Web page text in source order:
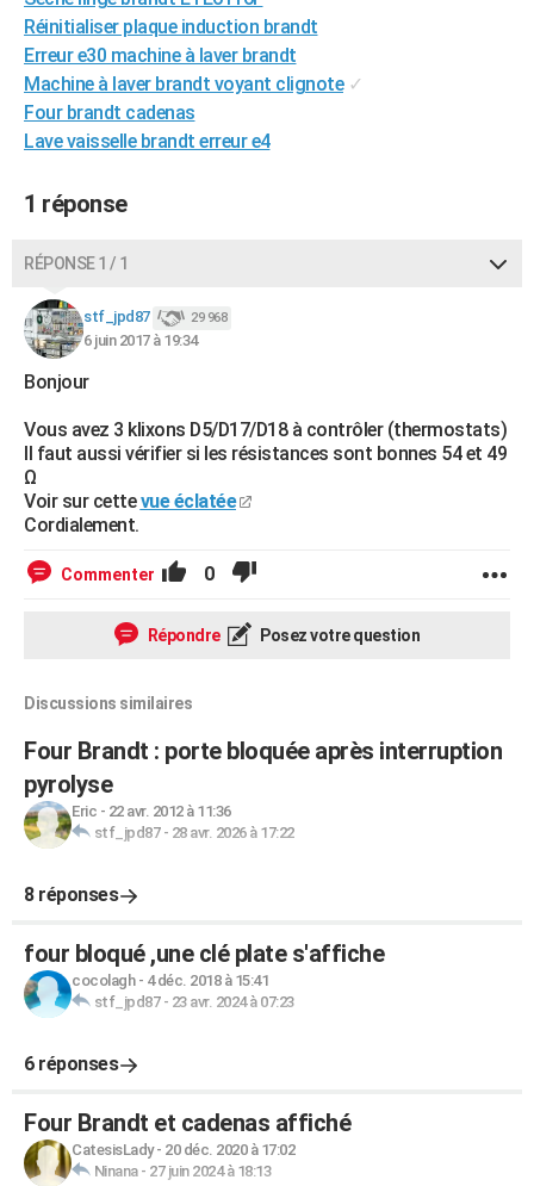
Destinations
City break
Voyage nature
Voyage de noces
Forum
Climat
+PHOTO
GUIDES D'ACHAT
BONS PLANS
Carte de Noël
Carte Bonne année
Carte Saint-Valentin
Carte Pâques
Carte d'anniversaire
DICTIONNAIRE
Dictionnaire
Biographies
Citations
Expressions
Proverbes
PROGRAMME TV
COPAINS D'AVANT
S'inscrire
Se connecter
Lycées
Collèges
Primaires
Universités
Entreprises
Service militaire
Avis de recherche
Bricolage
Lifestyle
Culture
Sport
Auto
Television
Voyage
Cinema
Réinitialiser plaque induction brandt
Erreur e30 machine à laver brandt
Machine à laver brandt voyant clignote ✓
Four brandt cadenas
Lave vaisselle brandt erreur e4
1 réponse
RÉPONSE 1 / 1
stf_jpd87 29 968
6 juin 2017 à 19:34
Bonjour
Vous avez 3 klixons D5/D17/D18 à contrôler (thermostats)
Il faut aussi vérifier si les résistances sont bonnes 54 et 49
Ω
Voir sur cettevue éclatée
Cordialement.
Commenter 0
Répondre Posez votre question
Discussions similaires
Four Brandt : porte bloquée après interruption
pyrolyse
Eric - 22 avr. 2012 à 11:36
stf_jpd87- 28 avr. 2026 à 17:22
8 réponses
four bloqué ,une clé plate s'affiche
cocolagh- 4 déc. 2018 à 15:41
stf_jpd87- 23 avr. 2024 à 07:23
6 réponses
Four Brandt et cadenas affiché
CatesisLady- 20 déc. 2020 à 17:02
Ninana- 27 juin 2024 à 18:13